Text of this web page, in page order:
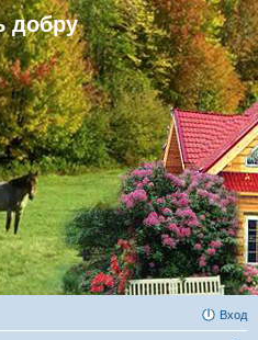
добру
Вход